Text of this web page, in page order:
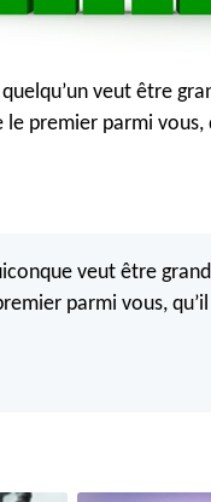
veut être
le premier parmi vous,
veut être
parmi vous,